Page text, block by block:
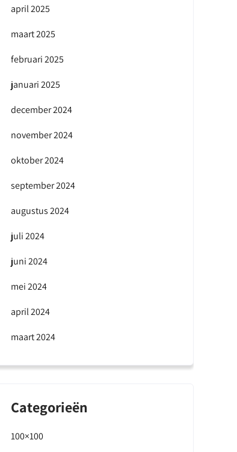
april 2025
maart 2025
februari 2025
januari 2025
december 2024
november 2024
oktober 2024
september 2024
augustus 2024
juli 2024
juni 2024
mei 2024
april 2024
maart 2024
Categorieën
100×100